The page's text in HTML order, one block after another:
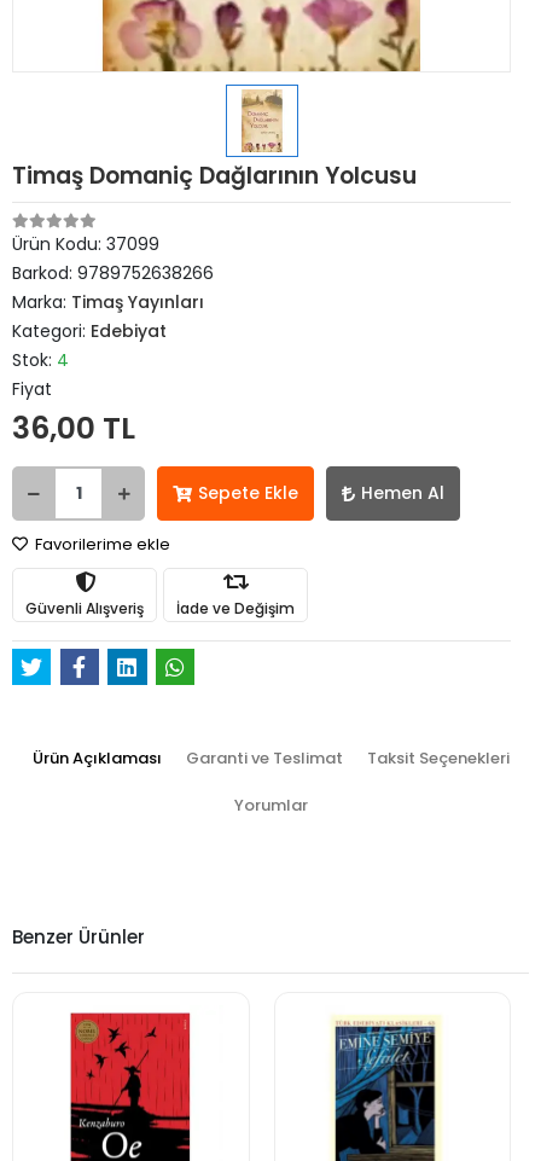
Timaş Domaniç Dağlarının Yolcusu
Ürün Kodu: 37099
Barkod: 9789752638266
Marka: Timaş Yayınları
Kategori: Edebiyat
Stok: 4
Fiyat
36,00 TL
Sepete Ekle Hemen Al
Favorilerime ekle
Güvenli Alışveriş İade ve Değişim
Ürün Açıklaması Garanti ve Teslimat Taksit Seçenekleri
Yorumlar
Benzer Ürünler